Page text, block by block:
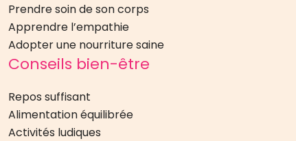
Prendre soin de son corps
Apprendre l’empathie
Adopter une nourriture saine
Conseils bien-être
Repos suffisant
Alimentation équilibrée
Activités ludiques